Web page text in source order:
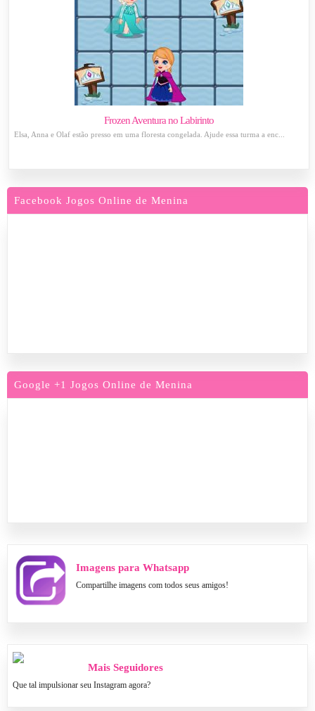
Frozen Aventura no Labirinto
Elsa, Anna e Olaf estão presso em uma floresta congelada. Ajude essa turma a enc...
Facebook Jogos Online de Menina
Google +1 Jogos Online de Menina
Imagens para Whatsapp
Compartilhe imagens com todos seus amigos!
Mais Seguidores
Que tal impulsionar seu Instagram agora?